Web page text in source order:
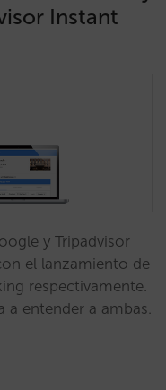
Instant
y Tripadvisor
el lanzamiento de
respectivamente.
a entender a ambas.